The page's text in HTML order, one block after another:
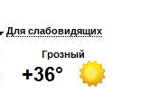
Для слабовидящих